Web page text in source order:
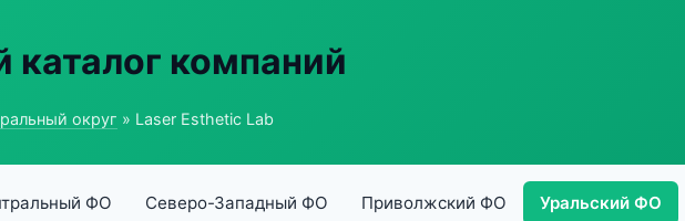
каталог компаний
округ » Laser Esthetic Lab
ФО Северо-Западный ФО Приволжский ФО Уральский ФО